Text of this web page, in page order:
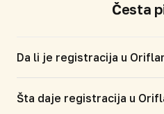
Česta
Da li je registracija u
Šta daje registracija u